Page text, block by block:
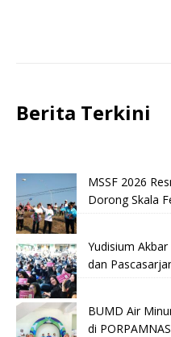
Berita Terkini
MSSF 2026
Dorong Skala
Yudisium
dan
BUMD Air
di